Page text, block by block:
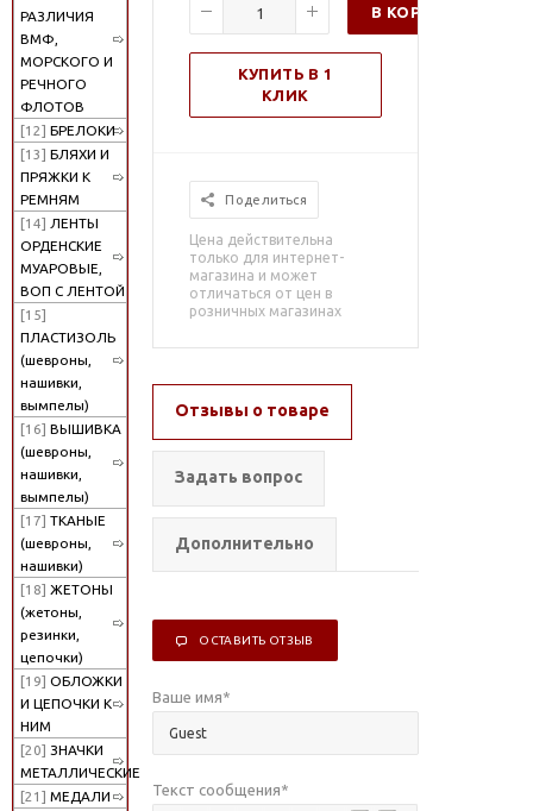
РАЗЛИЧИЯ
ВМФ,
МОРСКОГО И
РЕЧНОГО
ФЛОТОВ
[12] БРЕЛОКИ
[13] БЛЯХИ И
ПРЯЖКИ К
РЕМНЯМ
[14] ЛЕНТЫ
ОРДЕНСКИЕ
МУАРОВЫЕ,
ВОП С ЛЕНТОЙ
[15]
ПЛАСТИЗОЛЬ
(шевроны,
нашивки,
вымпелы)
[16] ВЫШИВКА
(шевроны,
нашивки,
вымпелы)
[17] ТКАНЫЕ
(шевроны,
нашивки)
[18] ЖЕТОНЫ
(жетоны,
резинки,
цепочки)
[19] ОБЛОЖКИ
И ЦЕПОЧКИ К
НИМ
[20] ЗНАЧКИ
МЕТАЛЛИЧЕСКИЕ
[21] МЕДАЛИ
В КОРЗИНУ
КУПИТЬ В 1
КЛИК
Поделиться
Цена действительна
только для интернет-
магазина и может
отличаться от цен в
розничных магазинах
Отзывы о товаре
Задать вопрос
Дополнительно
ОСТАВИТЬ ОТЗЫВ
Ваше имя*
Текст сообщения*